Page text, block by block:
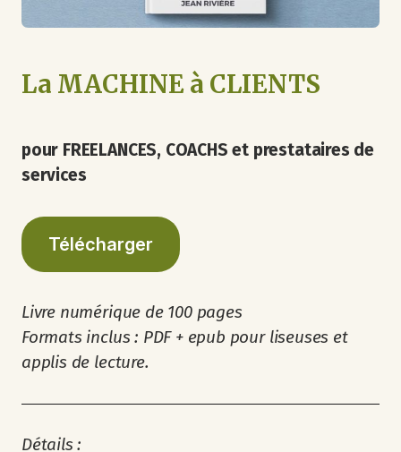
La MACHINE à CLIENTS
pour FREELANCES, COACHS et prestataires de
services
Télécharger
Livre numérique de 100 pages
Formats inclus : PDF + epub pour liseuses et
applis de lecture.
Détails :